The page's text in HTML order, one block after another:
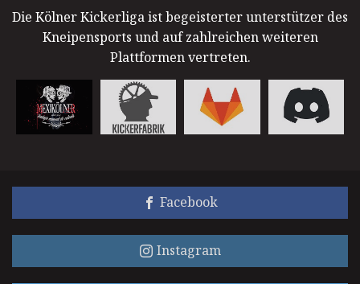
Die Kölner Kickerliga ist begeisterter unterstützer des
Kneipensports und auf zahlreichen weiteren
Plattformen vertreten.
Facebook
Instagram